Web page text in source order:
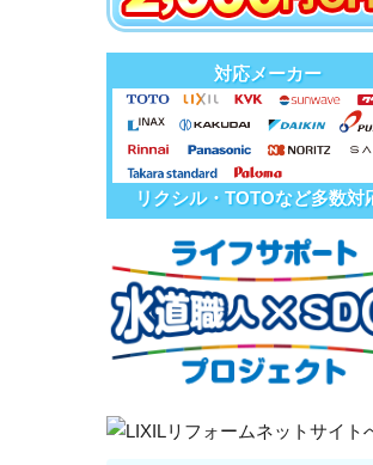
対応メーカー
リクシル・TOTOなど多数対